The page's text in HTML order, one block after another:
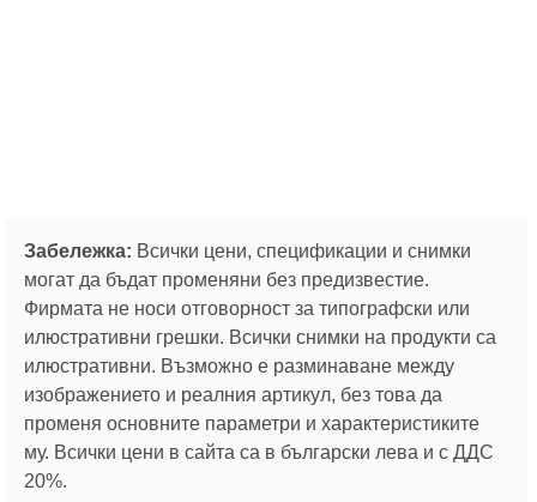
Забележка: Всички цени, спецификации и снимки
могат да бъдат променяни без предизвестие.
Фирмата не носи отговорност за типографски или
илюстративни грешки. Всички снимки на продукти са
илюстративни. Възможно е разминаване между
изображението и реалния артикул, без това да
променя основните параметри и характеристиките
му. Всички цени в сайта са в български лева и с ДДС
20%.